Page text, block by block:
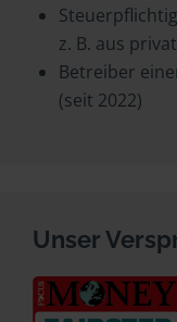
z. B. aus
Betreiber
(seit 2022)
Unser